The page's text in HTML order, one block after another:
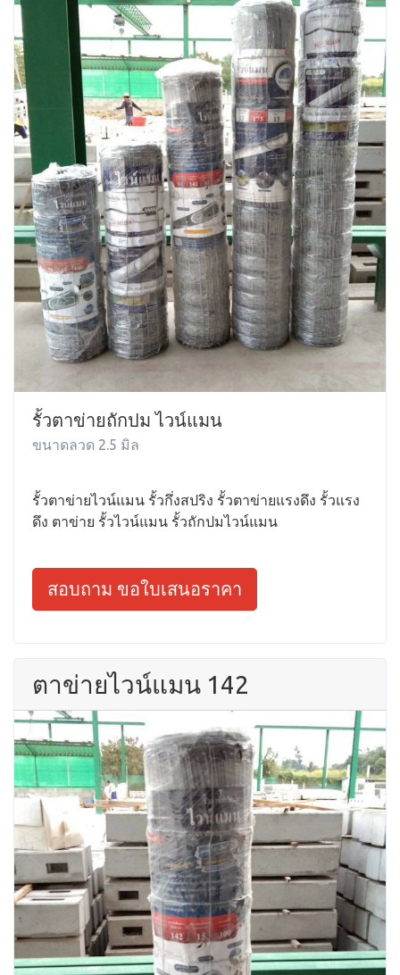
รั้วตาข่ายถักปม ไวน์แมน
ขนาดลวด 2.5 มิล
รั้วตาข่ายไวน์แมน รั้วกึ่งสปริง รั้วตาข่ายแรงดึง รั้วแรง
ดึง ตาข่าย รั้วไวน์แมน รั้วถักปมไวน์แมน
สอบถาม ขอใบเสนอราคา
ตาข่ายไวน์แมน 142